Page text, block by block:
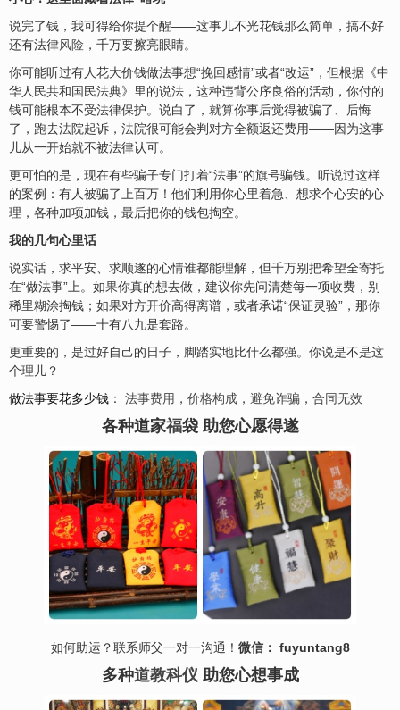
说完了钱，我可得给你提个醒——这事儿不光花钱那么简单，搞不好
还有法律风险 ，千万要擦亮眼睛。
你可能听过有人花大价钱做法事想“挽回感情”或者“改运”，但根据《中
华人民共和国民法典》里的说法，这种违背公序良俗的活动，你付的
钱可能根本不受法律保护。说白了，就算你事后觉得被骗了、后悔
了，跑去法院起诉，法院很可能会判对方全额返还费用——因为这事
儿从一开始就不被法律认可。
更可怕的是，现在有些骗子专门打着“法事”的旗号骗钱。听说过这样
的案例：有人被骗了上百万！他们利用你心里着急、想求个心安的心
理，各种加项加钱，最后把你的钱包掏空。
我的几句心里话
说实话，求平安、求顺遂的心情谁都能理解，但千万别把希望全寄托
在“做法事”上。如果你真的想去做，建议你先问清楚每一项收费，别
稀里糊涂掏钱；如果对方开价高得离谱，或者承诺“保证灵验”，那你
可要警惕了——十有八九是套路。
更重要的，是过好自己的日子，脚踏实地比什么都强。你说是不是这
个理儿？
做法事要花多少钱 ： 法事费用 ， 价格构成 ， 避免诈骗 ， 合同无效
各种道家福袋 助您心愿得遂
如何助运？联系师父一对一沟通！ 微信： fuyuntang8
多种道教科仪助您心想事成